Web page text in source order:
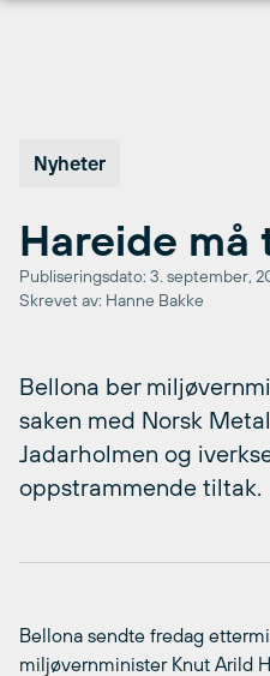
Nyheter
Hareide må
Publiseringsdato: 3. september,
Skrevet av: Hanne Bakke
Bellona ber
saken med Norsk
Jadarholmen og
oppstrammende tiltak.
Bellona sendte fredag
miljøvernminister Knut Arild